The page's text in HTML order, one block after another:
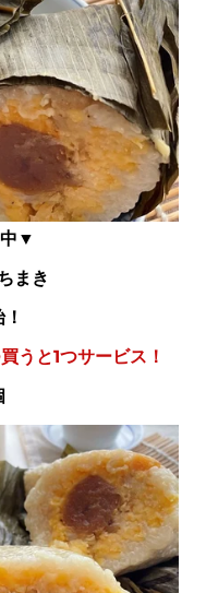
▼
まき
と1つサービス！